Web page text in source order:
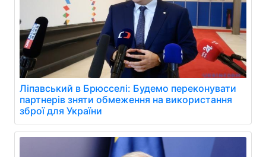
Ліпавський в Брюсселі: Будемо переконувати
партнерів зняти обмеження на використання
зброї для України